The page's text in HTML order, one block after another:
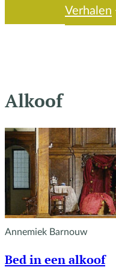
Verhalen
Alkoof
Annemiek Barnouw
Bed in een alkoof